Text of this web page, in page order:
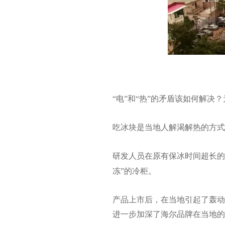
“电”和“热”的矛盾该如何解决
吃冰块是当地人解渴解热的方
研发人员在原有保冰时间超长
冻”的冷柜。
产品上市后，在当地引起了轰
进一步加深了海尔品牌在当地